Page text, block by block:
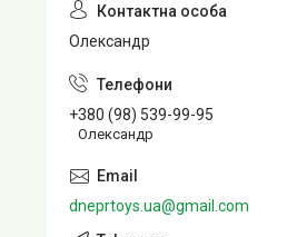
Олександр
+380 (98) 539-99-95
Олександр
dneprtoys.ua@gmail.com